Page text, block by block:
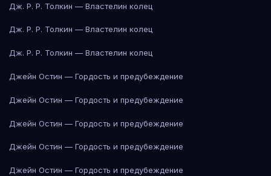
Дж. Р. Р. Толкин — Властелин колец
Дж. Р. Р. Толкин — Властелин колец
Дж. Р. Р. Толкин — Властелин колец
Джейн Остин — Гордость и предубеждение
Джейн Остин — Гордость и предубеждение
Джейн Остин — Гордость и предубеждение
Джейн Остин — Гордость и предубеждение
Джейн Остин — Гордость и предубеждение